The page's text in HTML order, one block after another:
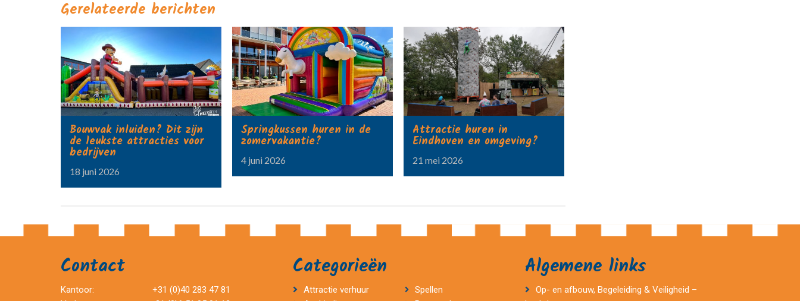
Gerelateerde berichten
Bouwvak inluiden? Dit zijn
de leukste attracties voor
bedrijven
18 juni 2026
Springkussen huren in de
zomervakantie?
4 juni 2026
Attractie huren in
Eindhoven en omgeving?
21 mei 2026
Contact
Kantoor:
+31 (0)40 283 47 81
Categorieën
Attractie verhuur
Spellen
Algemene links
Op- en afbouw, Begeleiding & Veiligheid –